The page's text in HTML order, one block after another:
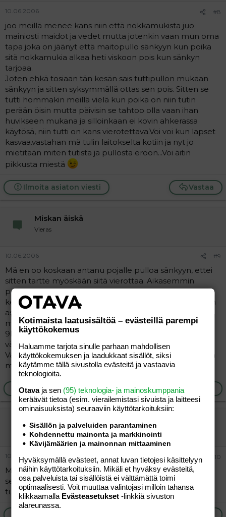
10.06.2006 #8
joo meillä menee kans niin että nokkamukista juo
mainiosti maidot ja vedet mutta jotenkin vaan mun oma
tapa joka on jäänyt että maitopullo sänkyyn kun poika
sitä nokkamukia alkaa heti viskoon pois kun sänkyn
tarjoaa.
Joten ehkä tosiaan tän kesän sais tuttipullon mukaan
sänkyyn ja sitten syksymmällä ottas sen pois. Sitten se
tutti hommakin meillä vielä kun poika on niin tutin
perään öisin mutta päivisin se tahtoo olla vaan ihan
huvikseen mukana ja silloinkaan ei kovin ahkerassa
käytösä, niin tutti on kans vierotettava.Voi voi kun lapset
kasvaa.vastahan mä tulin laitokselta kotiin ja nyt jo
mietitään miten tutista ja pullosta eroon...Voi äitin
pikkusta miestä
Vastaa
Ilmoita asiaton viesti
Miskan äiskä
Vieras
10.06.2006 #9
Mä en oo koskaan antanu pojalle pulloa sänkyyn, ettei
sitten tartte myöskään siitä vierottaa. Aikasemmin
pestiin hampaat ja sitten annoin pullosta iltamaidon
keinutuolissa istuen ja sitten sänkyyn. Neuvolassa kysyin
asiasta ja siellä sanoivat, että ei haittaa vaikka antaa
maitoa hampaiden pesun jälkeen. Muistaakseni noin
9kuisena lopetin iltamaidon, kun sitä meni enää niin
vähän ja poika söi kuitenkin iltapuuron ennen sitä.
Vaihdoin pullon sitten lorukirjaan ja laulamiseen ja hyvin
meni.
Ilmoita asiaton viesti
Vieras
10.06.2006 #10
Meillä ei koskaan ole edes maitopulloa ollu... Varmaan
sen takia, koska poika ei ole suostunut juomaan
tuttipullosta... Tuli vaan mieleen :\|
Kotimaista laatusisältöä – evästeillä parempi
käyttökokemus
Haluamme tarjota sinulle parhaan mahdollisen
käyttökokemuksen ja laadukkaat sisällöt, siksi
käytämme tällä sivustolla evästeitä ja vastaavia
teknologioita.
Otavaja sen (95) teknologia- ja mainoskumppania
keräävät tietoa (esim. vierailemis­tasi sivuista ja laitteesi
ominaisuuk­sista) seuraaviin käyttötarkoituksiin:
Sisällön ja palveluiden parantaminen
Kohdennettu mainonta ja markkinointi
Kävijämäärien ja mainonnan mittaaminen
Hyväksymällä evästeet, annat luvan tietojesi käsittelyyn
näihin käyttötarkoituksiin. Mikäli et hyväksy evästeitä,
osa palveluista tai sisällöistä ei välttämättä toimi
optimaalisesti. Voit muuttaa valintojasi milloin tahansa
klikkaamalla Evästeasetukset -linkkiä sivuston
alareunassa.